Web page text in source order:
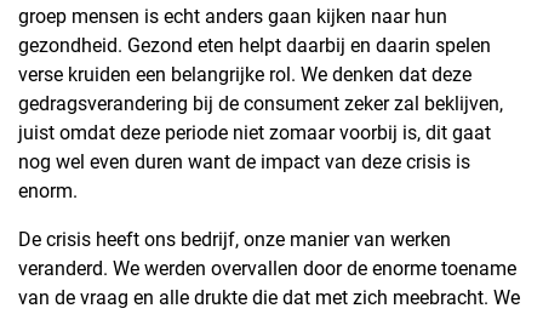
groep mensen is echt anders gaan kijken naar hun
gezondheid. Gezond eten helpt daarbij en daarin spelen
verse kruiden een belangrijke rol. We denken dat deze
gedragsverandering bij de consument zeker zal beklijven,
juist omdat deze periode niet zomaar voorbij is, dit gaat
nog wel even duren want de impact van deze crisis is
enorm.
De crisis heeft ons bedrijf, onze manier van werken
veranderd. We werden overvallen door de enorme toename
van de vraag en alle drukte die dat met zich meebracht. We